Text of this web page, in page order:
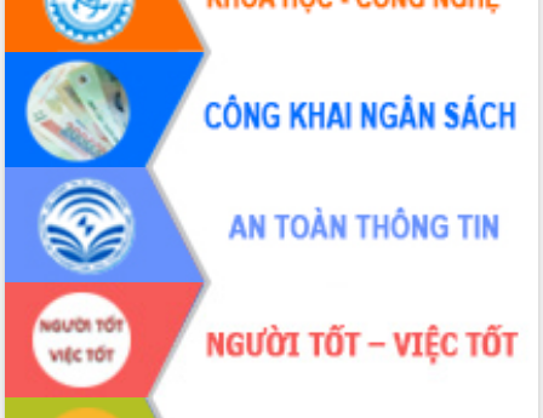
Ngành nông nghiệp phấn đấu tăng
trưởng đạt 5,86% trong năm 2026
UBND tỉnh Đắk Lắk triển khai công tác
quốc phòng, quân sự địa phương năm
2026
Đắk Lắk tập trung toàn lực khắc phục
tồn tại IUU, sẵn sàng làm việc với
Đoàn thanh tra EC
Chủ tịch UBND tỉnh Tạ Anh Tuấn thăm,
chúc mừng các bệnh viện nhân Ngày
Thầy thuốc Việt Nam
Rộn ràng lễ hội truyền thống Sông
nước Đà Nông lần thứ I năm 2026
Kỳ họp Chuyên đề lần thứ Năm, HĐND
tỉnh Đắk Lắk thông qua các nghị quyết
quan trọng